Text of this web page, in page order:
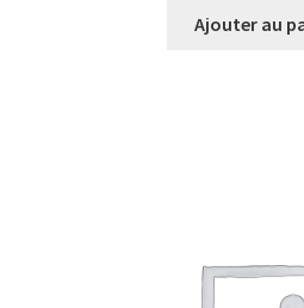
Ajouter au